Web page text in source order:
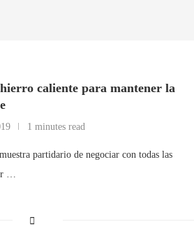
caliente para mantener la
1 minutes read
partidario de negociar con todas las
…